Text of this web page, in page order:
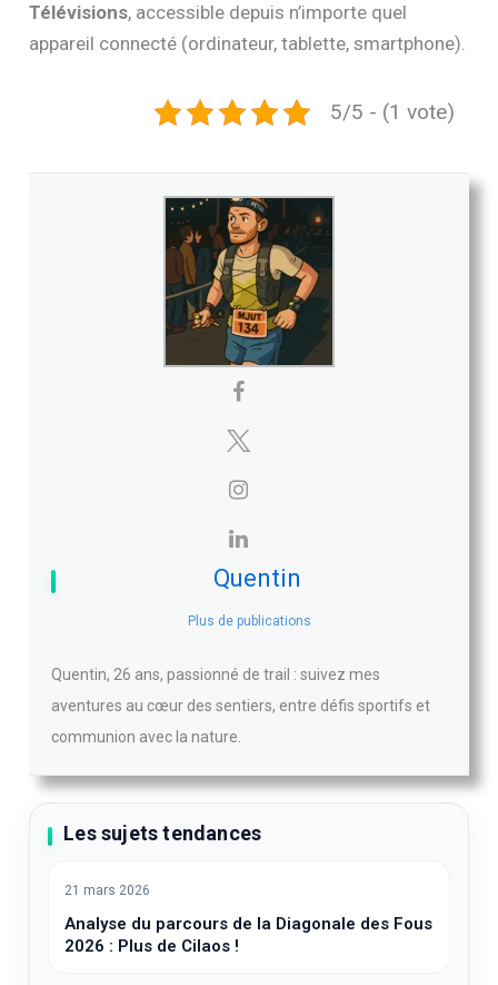
Télévisions, accessible depuis n’importe quel
appareil connecté (ordinateur, tablette, smartphone).
5/5 - (1 vote)
Quentin
Plus de publications
Quentin, 26 ans, passionné de trail : suivez mes
aventures au cœur des sentiers, entre défis sportifs et
communion avec la nature.
Les sujets tendances
21 mars 2026
Analyse du parcours de la Diagonale des Fous
2026 : Plus de Cilaos !